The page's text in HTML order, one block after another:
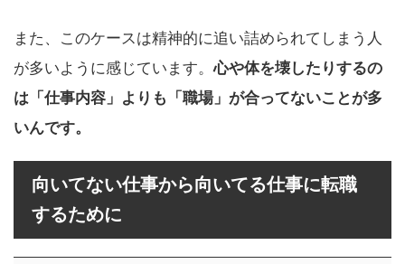
また、このケースは精神的に追い詰められてしまう人
が多いように感じています。心や体を壊したりするの
は「仕事内容」よりも「職場」が合ってないことが多
いんです。
向いてない仕事から向いてる仕事に転職
するために